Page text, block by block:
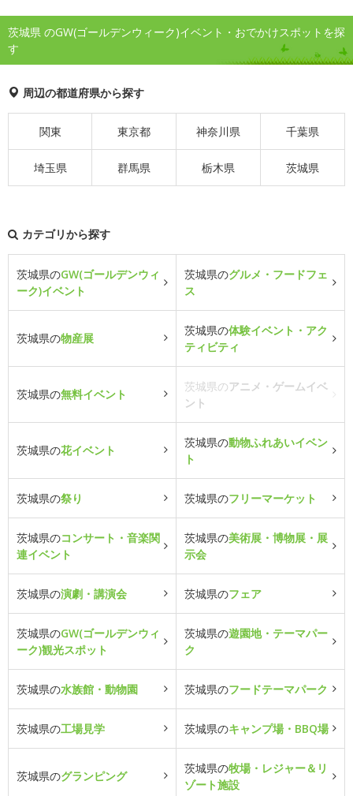
茨城県 のGW(ゴールデンウィーク)イベント・おでかけスポットを探
す
周辺の都道府県から探す
関東 東京都 神奈川県 千葉県
埼玉県 群馬県 栃木県 茨城県
カテゴリから探す
茨城県のGW(ゴールデンウィ
ーク)イベント
茨城県のグルメ・フードフェ
ス
茨城県の物産展
茨城県の体験イベント・アク
ティビティ
茨城県の無料イベント
茨城県のアニメ・ゲームイベ
ント
茨城県の花イベント
茨城県の動物ふれあいイベン
ト
茨城県の祭り 茨城県のフリーマーケット
茨城県のコンサート・音楽関
連イベント
茨城県の美術展・博物展・展
示会
茨城県の演劇・講演会 茨城県のフェア
茨城県のGW(ゴールデンウィ
ーク)観光スポット
茨城県の遊園地・テーマパー
ク
茨城県の水族館・動物園 茨城県のフードテーマパーク
茨城県の工場見学 茨城県のキャンプ場・BBQ場
茨城県のグランピング
茨城県の牧場・レジャー＆リ
ゾート施設